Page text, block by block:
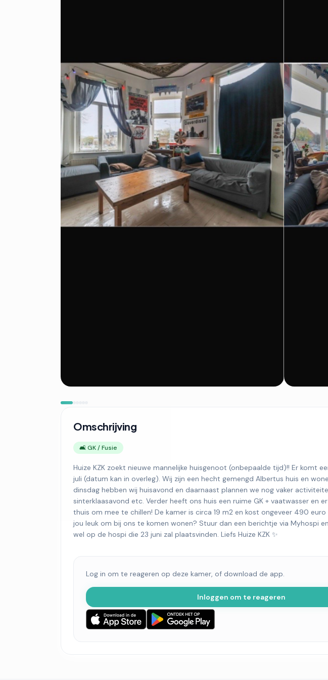
Omschrijving
🛋️ GK / Fusie
Huize KZK zoekt nieuwe mannelijke huisgenoot (onbepaalde tijd)!! Er komt
juli (datum kan in overleg). Wij zijn een hecht gemengd Albertus huis en
dinsdag hebben wij huisavond en daarnaast plannen we nog vaker
sinterklaasavond etc. Verder heeft ons huis een ruime GK + vaatwasser en
thuis om mee te chillen! De kamer is circa 19 m2 en kost ongeveer 490
jou leuk om bij ons te komen wonen? Stuur dan een berichtje via Myhospi
wel op de hospi die 23 juni zal plaatsvinden. Liefs Huize KZK ✨
Log in om te reageren op deze kamer, of download de app.
Inloggen om te reageren